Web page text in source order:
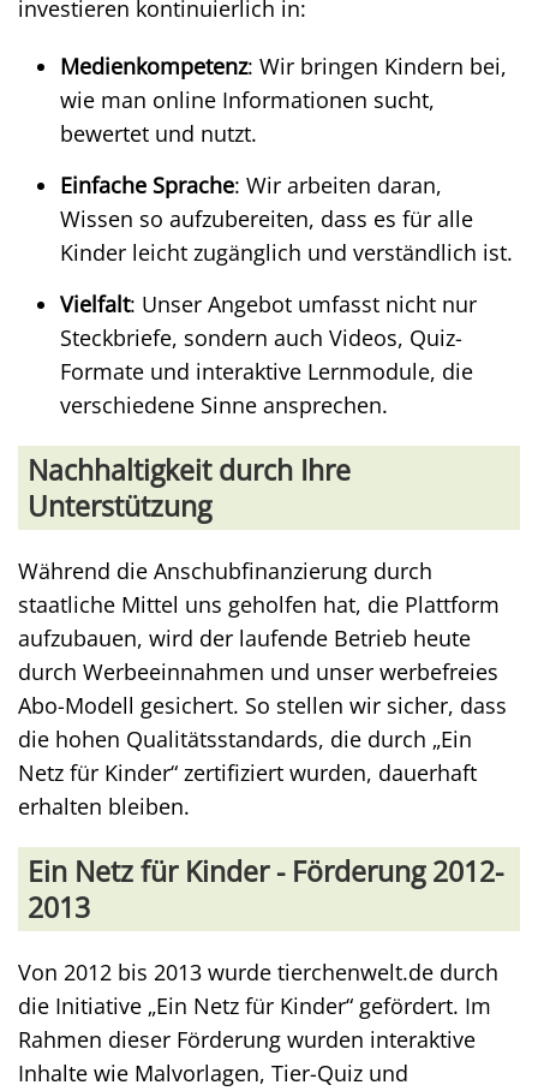
investieren kontinuierlich in:
Medienkompetenz: Wir bringen Kindern bei,
wie man online Informationen sucht,
bewertet und nutzt.
Einfache Sprache: Wir arbeiten daran,
Wissen so aufzubereiten, dass es für alle
Kinder leicht zugänglich und verständlich ist.
Vielfalt: Unser Angebot umfasst nicht nur
Steckbriefe, sondern auch Videos, Quiz-
Formate und interaktive Lernmodule, die
verschiedene Sinne ansprechen.
Nachhaltigkeit durch Ihre
Unterstützung
Während die Anschubfinanzierung durch
staatliche Mittel uns geholfen hat, die Plattform
aufzubauen, wird der laufende Betrieb heute
durch Werbeeinnahmen und unser werbefreies
Abo-Modell gesichert. So stellen wir sicher, dass
die hohen Qualitätsstandards, die durch „Ein
Netz für Kinder“ zertifiziert wurden, dauerhaft
erhalten bleiben.
Ein Netz für Kinder - Förderung 2012-
2013
Von 2012 bis 2013 wurde tierchenwelt.de durch
die Initiative „Ein Netz für Kinder“ gefördert. Im
Rahmen dieser Förderung wurden interaktive
Inhalte wie Malvorlagen, Tier-Quiz und